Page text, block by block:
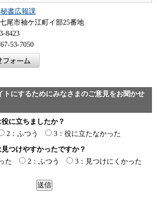
書広報課
尾市袖ケ江町イ部25番地
8423
53-7050
トにするためにみなさまのご意見をお聞かせ
に立ちましたか？
2：ふつう 3：役に立たなかった
つけやすかったですか？
た
2：ふつう 3：見つけにくかった